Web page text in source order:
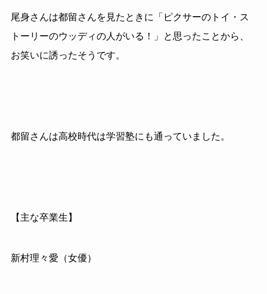
尾身さんは都留さんを見たときに「ピクサーのトイ・ス
トーリーのウッディの人がいる！」と思ったことから、
お笑いに誘ったそうです。
都留さんは高校時代は学習塾にも通っていました。
【主な卒業生】
新村理々愛（女優）